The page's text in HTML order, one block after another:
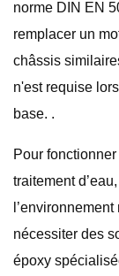
norme DIN EN
remplacer un
châssis
n'est requise
base. .
Pour
traitement
nécessiter des
époxy